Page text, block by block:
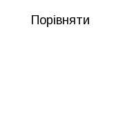
Порівняти